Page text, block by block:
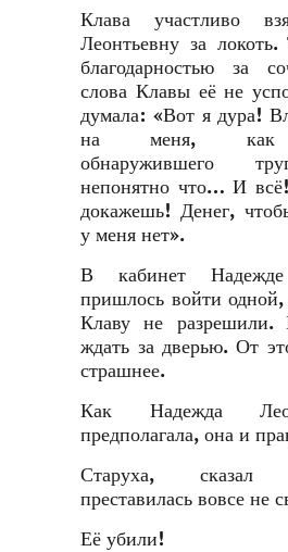
Клава участливо
Леонтьевну за
благодарностью за
слова Клавы её не
думала: «Вот я дура!
на меня, как
обнаружившего
непонятно что… И
докажешь! Денег,
у меня нет».
В кабинет Надежде
пришлось войти одной,
Клаву не разрешили.
ждать за дверью. От
страшнее.
Как Надежда
предполагала, она и
Старуха, сказал
преставилась вовсе не
Её убили!